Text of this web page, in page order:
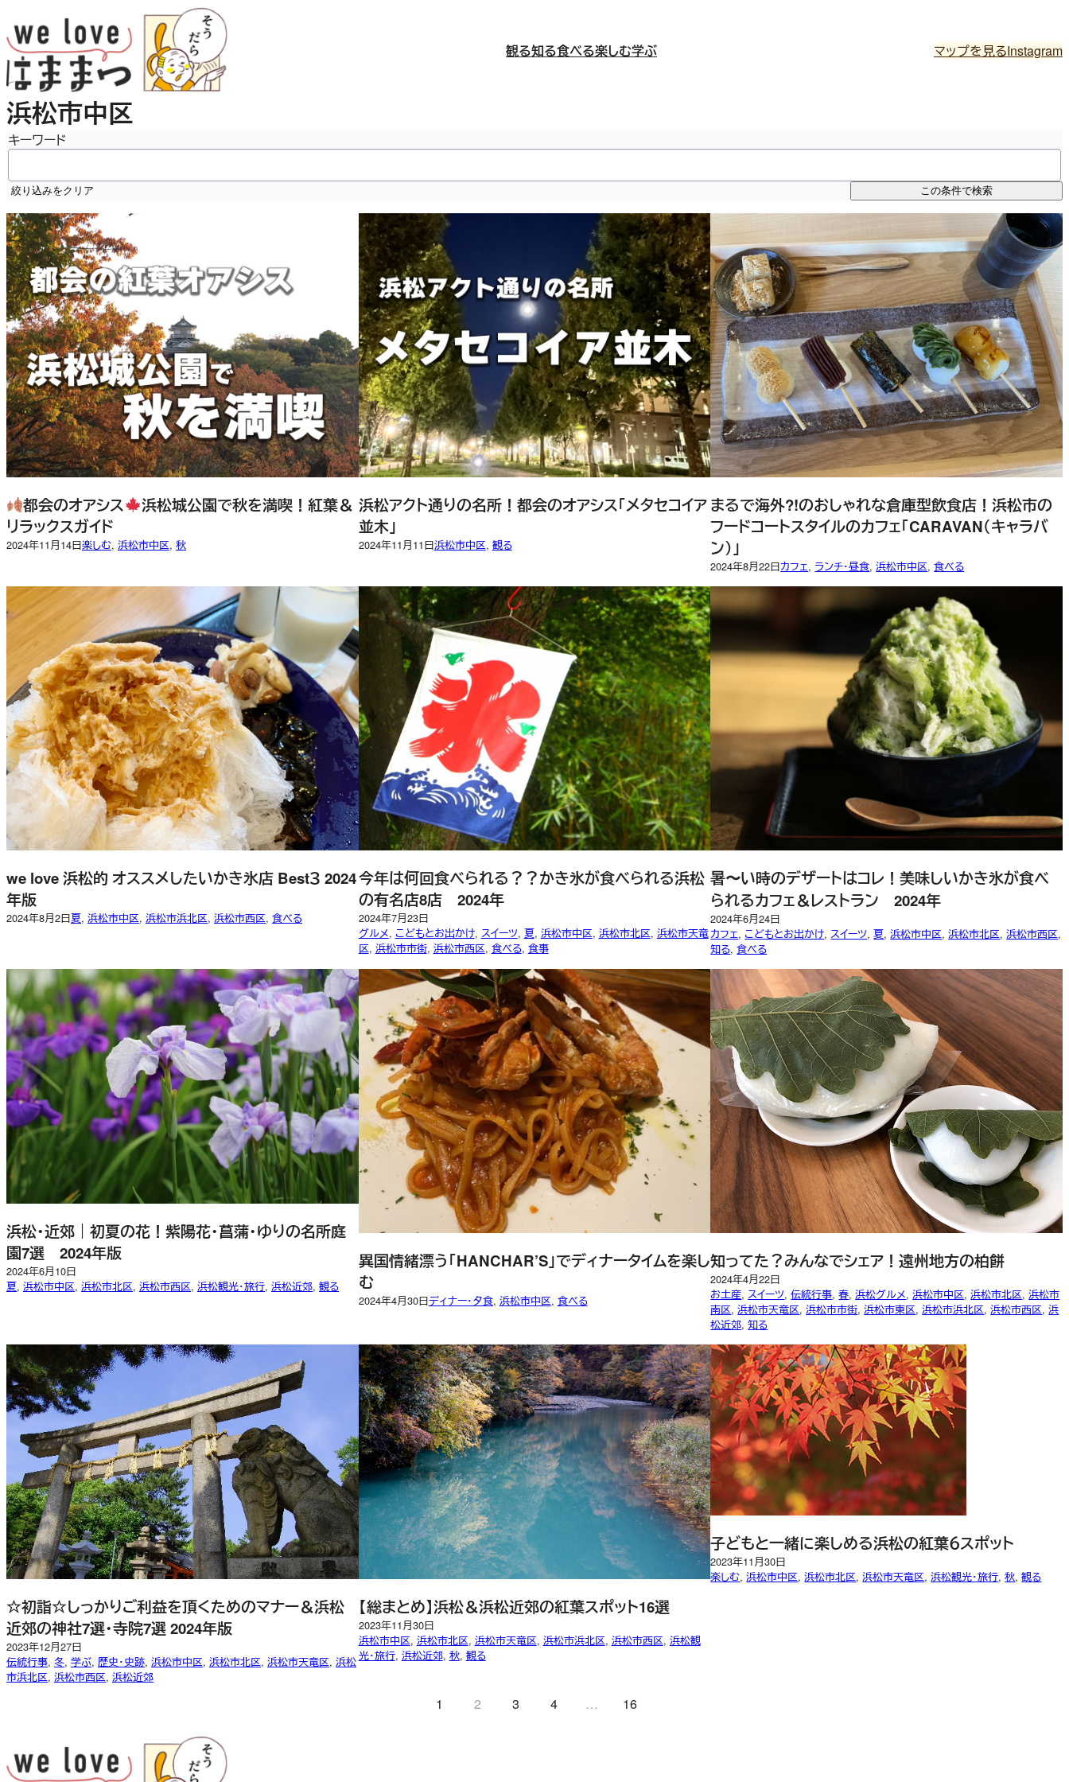
容
を
ス
キ
ッ
プ
観る知る食べる楽しむ学ぶ マップを見るInstagram
浜松市中区
キーワード
絞り込みをクリア この条件で検索
都会のオアシス
浜松城公園で秋を満喫！紅葉＆
リラックスガイド
2024年11月14日楽しむ, 浜松市中区, 秋
浜松アクト通りの名所！都会のオアシス「メタセコイア
並木」
2024年11月11日浜松市中区, 観る
まるで海外?!のおしゃれな倉庫型飲食店！浜松市の
フードコートスタイルのカフェ「CARAVAN（キャラバ
ン）」
2024年8月22日カフェ, ランチ・昼食, 浜松市中区, 食べる
we love 浜松的 オススメしたいかき氷店 Best３ 2024
年版
2024年8月2日夏, 浜松市中区, 浜松市浜北区, 浜松市西区, 食べる
今年は何回食べられる？？かき氷が食べられる浜松
の有名店8店 2024年
2024年7月23日
グルメ, こどもとお出かけ, スイーツ, 夏, 浜松市中区, 浜松市北区, 浜松市天竜
区, 浜松市市街, 浜松市西区, 食べる, 食事
暑〜い時のデザートはコレ！美味しいかき氷が食べ
られるカフェ＆レストラン 2024年
2024年6月24日
カフェ, こどもとお出かけ, スイーツ, 夏, 浜松市中区, 浜松市北区, 浜松市西区
知る, 食べる
浜松・近郊｜初夏の花！紫陽花・菖蒲・ゆりの名所庭
園7選 2024年版
2024年6月10日
夏, 浜松市中区, 浜松市北区, 浜松市西区, 浜松観光・旅行, 浜松近郊, 観る
異国情緒漂う「HANCHAR’S」でディナータイムを楽し
む
2024年4月30日ディナー・夕食, 浜松市中区, 食べる
知ってた？みんなでシェア！遠州地方の柏餅
2024年4月22日
お土産, スイーツ, 伝統行事, 春, 浜松グルメ, 浜松市中区, 浜松市北区, 浜松市
南区, 浜松市天竜区, 浜松市市街, 浜松市東区, 浜松市浜北区, 浜松市西区, 浜
松近郊, 知る
☆初詣☆しっかりご利益を頂くためのマナー＆浜松
近郊の神社7選・寺院7選 2024年版
2023年12月27日
伝統行事, 冬, 学ぶ, 歴史・史跡, 浜松市中区, 浜松市北区, 浜松市天竜区, 浜松
市浜北区, 浜松市西区, 浜松近郊
【総まとめ】浜松＆浜松近郊の紅葉スポット16選
2023年11月30日
浜松市中区, 浜松市北区, 浜松市天竜区, 浜松市浜北区, 浜松市西区, 浜松観
光・旅行, 浜松近郊, 秋, 観る
子どもと一緒に楽しめる浜松の紅葉６スポット
2023年11月30日
楽しむ, 浜松市中区, 浜松市北区, 浜松市天竜区, 浜松観光・旅行, 秋, 観る
1 2 3 4 … 16